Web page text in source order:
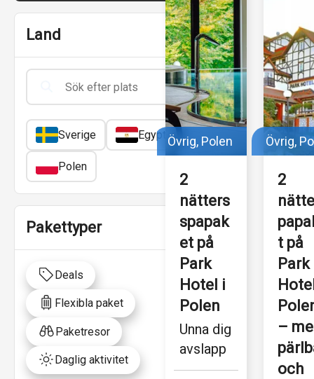
Land
Sverige Egypten
Polen
Pakettyper
Deals
Flexibla paket
Paketresor
Daglig aktivitet
Övrig, Polen
2
nätters
spapak
et på
Park
Hotel i
Polen
Unna dig
avslapp
ning
Övrig,
2
t på
Park
–
och